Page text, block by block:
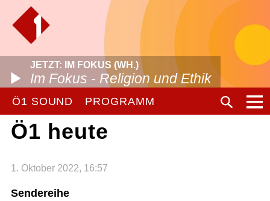
JETZT: IM FOKUS (WH.)
Im Fokus - Religion und Ethik
Ö1 SOUND PROGRAMM
Ö1 heute
1. Oktober 2022, 16:57
Sendereihe